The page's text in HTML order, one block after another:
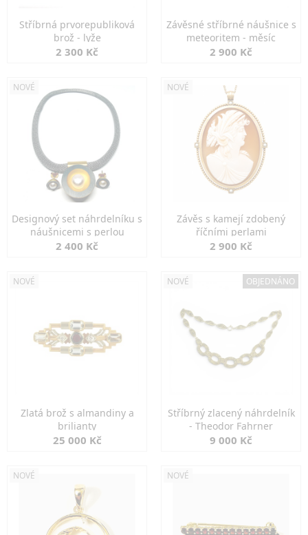
Stříbrná prvorepubliková
brož - lyže
2 300 Kč
Závěsné stříbrné náušnice s
meteoritem - měsíc
2 900 Kč
NOVÉ
Designový set náhrdelníku s
náušnicemi s perlou
2 400 Kč
NOVÉ
Závěs s kamejí zdobený
říčními perlami
2 900 Kč
NOVÉ
Zlatá brož s almandiny a
brilianty
25 000 Kč
NOVÉ OBJEDNÁNO
Stříbrný zlacený náhrdelník
- Theodor Fahrner
9 000 Kč
NOVÉ NOVÉ